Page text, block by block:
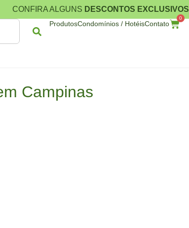
CONFIRA ALGUNS DESCONTOS EXCLUSIVOS
ProdutosCondomínios / HotéisContato
0
Campinas